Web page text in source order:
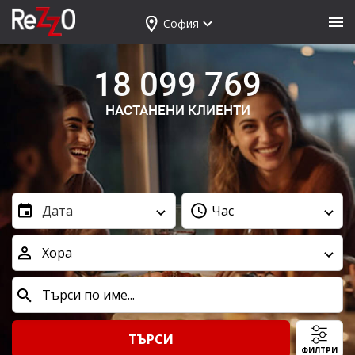
София
18 099 769
НАСТАНЕНИ КЛИЕНТИ
Дата Час
Хора
ТЪРСИ
ФИЛТРИ